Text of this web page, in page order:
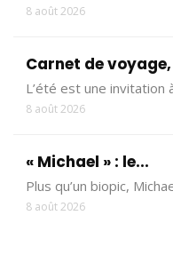
8 août 2026
Carnet de
L’été est une invitation
8 août 2026
« Michael » : le...
Plus qu’un biopic,
8 août 2026